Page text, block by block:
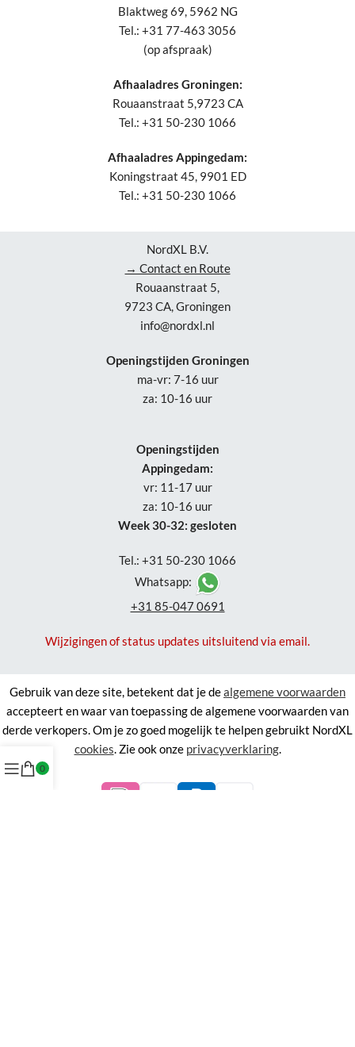
Blaktweg 69, 5962 NG
Tel.: +31 77-463 3056
(op afspraak)
Afhaaladres Groningen:
Rouaanstraat 5,9723 CA
Tel.: +31 50-230 1066
Afhaaladres Appingedam:
Koningstraat 45, 9901 ED
Tel.: +31 50-230 1066
NordXL B.V.
→ Contact en Route
Rouaanstraat 5,
9723 CA, Groningen
info@nordxl.nl
Openingstijden Groningen
ma-vr: 7-16 uur
za: 10-16 uur
Openingstijden
Appingedam:
vr: 11-17 uur
za: 10-16 uur
Week 30-32: gesloten
Tel.: +31 50-230 1066
Whatsapp:
+31 85-047 0691
Wijzigingen of status updates uitsluitend via email.
Gebruik van deze site, betekent dat je dealgemene voorwaarden
accepteert en waar van toepassing de algemene voorwaarden van
derde verkopers. Om je zo goed mogelijk te helpen gebruikt NordXL
cookies. Zie ook onze privacyverklaring.
0